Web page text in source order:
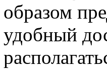
образом
удобный